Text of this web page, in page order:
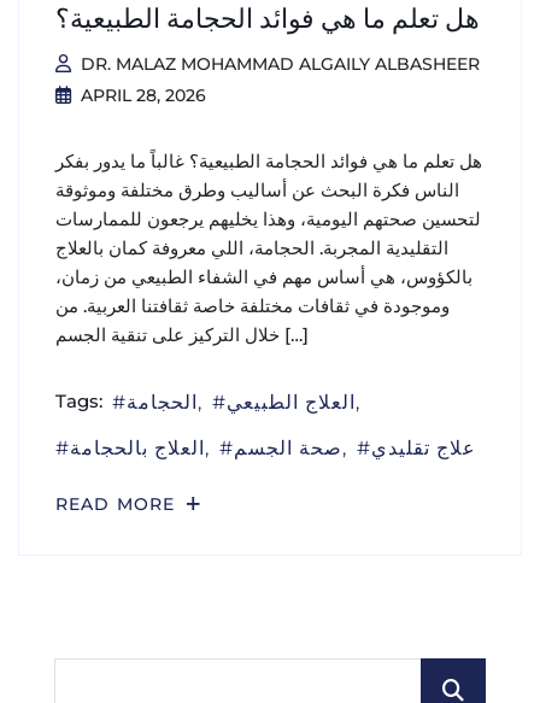
هل تعلم ما هي فوائد الحجامة الطبيعية؟
DR. MALAZ MOHAMMAD ALGAILY ALBASHEER
APRIL 28, 2026
هل تعلم ما هي فوائد الحجامة الطبيعية؟ غالباً ما يدور بفكر
الناس فكرة البحث عن أساليب وطرق مختلفة وموثوقة
لتحسين صحتهم اليومية، وهذا يخليهم يرجعون للممارسات
التقليدية المجربة. الحجامة، اللي معروفة كمان بالعلاج
بالكؤوس، هي أساس مهم في الشفاء الطبيعي من زمان،
وموجودة في ثقافات مختلفة خاصة ثقافتنا العربية. من
خلال التركيز على تنقية الجسم […]
Tags: الحجامة
العلاج الطبيعي
العلاج بالحجامة
صحة الجسم علاج تقليدي
READ MORE